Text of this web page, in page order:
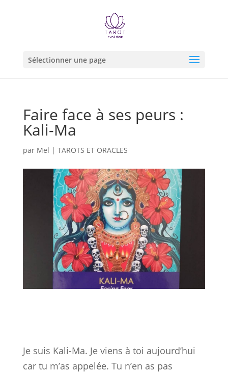
Sélectionner une page
Faire face à ses peurs :
Kali-Ma
par Mel | TAROTS ET ORACLES
Je suis Kali-Ma. Je viens à toi aujourd’hui
car tu m’as appelée. Tu n’en as pas